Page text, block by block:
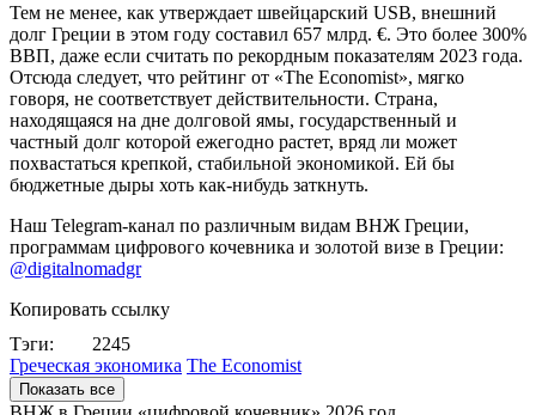
Тем не менее, как утверждает швейцарский USB, внешний
долг Греции в этом году составил 657 млрд. €. Это более 300%
ВВП, даже если считать по рекордным показателям 2023 года.
Отсюда следует, что рейтинг от «The Economist», мягко
говоря, не соответствует действительности. Страна,
находящаяся на дне долговой ямы, государственный и
частный долг которой ежегодно растет, вряд ли может
похвастаться крепкой, стабильной экономикой. Ей бы
бюджетные дыры хоть как-нибудь заткнуть.
Наш Telegram-канал по различным видам ВНЖ Греции,
программам цифрового кочевника и золотой визе в Греции:
@digitalnomadgr
Копировать ссылку
Тэги:
2245
Греческая экономика The Economist
Показать все